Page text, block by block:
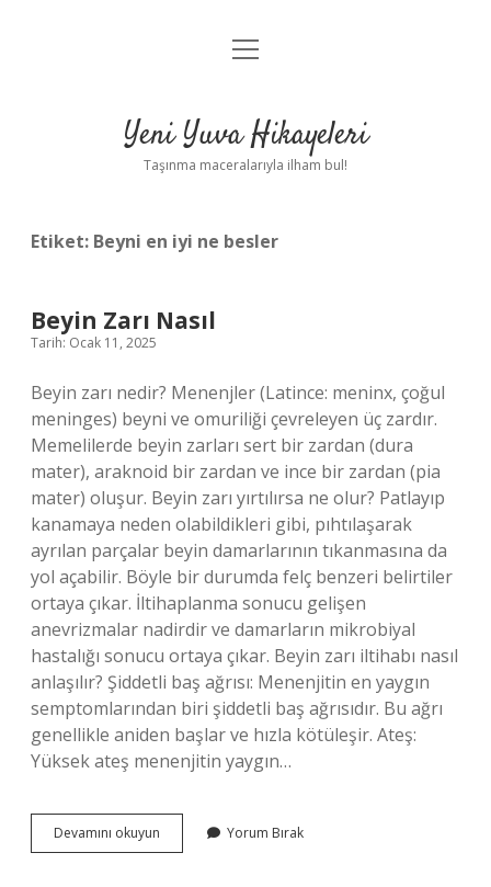
Anasayfa
Yasal Uyarı
menüyü
Yeni Yuva Hikayeleri
Taşınma maceralarıyla ilham bul!
Etiket: Beyni en iyi ne besler
Beyin Zarı Nasıl
Tarih: Ocak 11, 2025
Beyin zarı nedir? Menenjler (Latince: meninx, çoğul
meninges) beyni ve omuriliği çevreleyen üç zardır.
Memelilerde beyin zarları sert bir zardan (dura
mater), araknoid bir zardan ve ince bir zardan (pia
mater) oluşur. Beyin zarı yırtılırsa ne olur? Patlayıp
kanamaya neden olabildikleri gibi, pıhtılaşarak
ayrılan parçalar beyin damarlarının tıkanmasına da
yol açabilir. Böyle bir durumda felç benzeri belirtiler
ortaya çıkar. İltihaplanma sonucu gelişen
anevrizmalar nadirdir ve damarların mikrobiyal
hastalığı sonucu ortaya çıkar. Beyin zarı iltihabı nasıl
anlaşılır? Şiddetli baş ağrısı: Menenjitin en yaygın
semptomlarından biri şiddetli baş ağrısıdır. Bu ağrı
genellikle aniden başlar ve hızla kötüleşir. Ateş:
Yüksek ateş menenjitin yaygın…
Devamını okuyun
Zarı
Yorum Bırak